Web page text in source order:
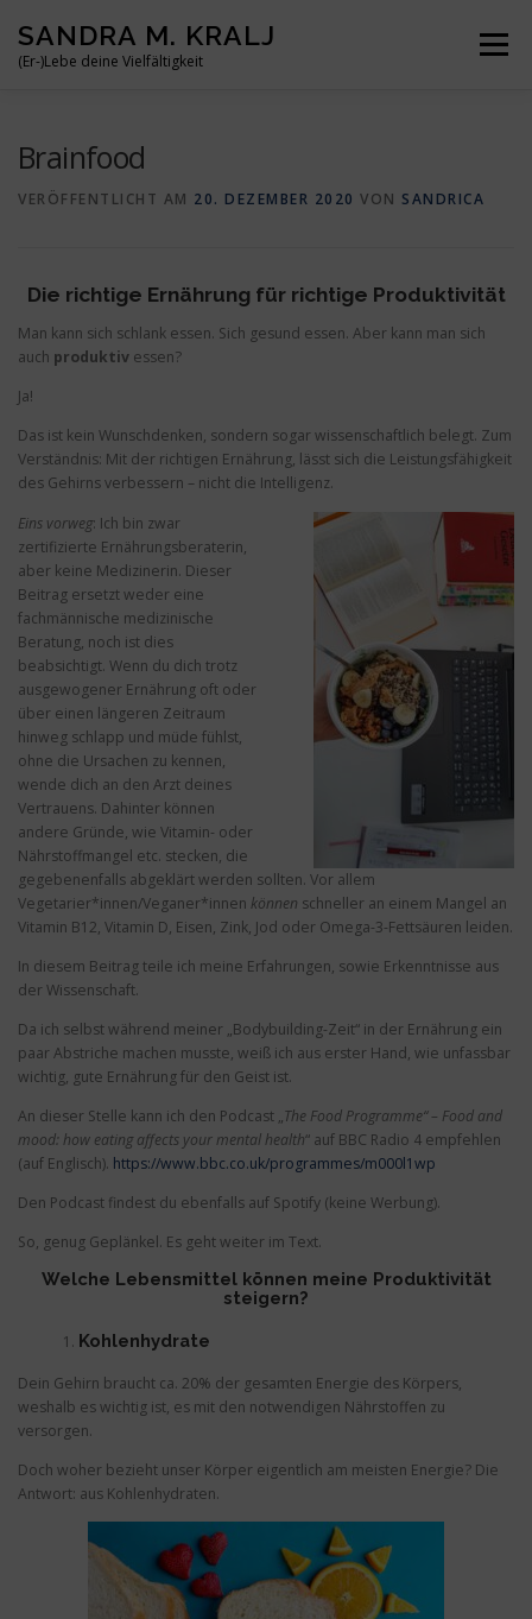
Inhalt
springen
SANDRA M. KRALJ
(Er-)Lebe deine Vielfältigkeit
Menü
Brainfood
VERÖFFENTLICHT AM 20. DEZEMBER 2020 VON SANDRICA
Die richtige Ernährung für richtige Produktivität
Man kann sich schlank essen. Sich gesund essen. Aber kann man sich
auch produktiv essen?
Ja!
Das ist kein Wunschdenken, sondern sogar wissenschaftlich belegt. Zum
Verständnis: Mit der richtigen Ernährung, lässt sich die Leistungsfähigkeit
des Gehirns verbessern – nicht die Intelligenz.
Eins vorweg: Ich bin zwar
zertifizierte Ernährungsberaterin,
aber keine Medizinerin. Dieser
Beitrag ersetzt weder eine
fachmännische medizinische
Beratung, noch ist dies
beabsichtigt. Wenn du dich trotz
ausgewogener Ernährung oft oder
über einen längeren Zeitraum
hinweg schlapp und müde fühlst,
ohne die Ursachen zu kennen,
wende dich an den Arzt deines
Vertrauens. Dahinter können
andere Gründe, wie Vitamin- oder
Nährstoffmangel etc. stecken, die
gegebenenfalls abgeklärt werden sollten. Vor allem
Vegetarier*innen/Veganer*innen können schneller an einem Mangel an
Vitamin B12, Vitamin D, Eisen, Zink, Jod oder Omega-3-Fettsäuren leiden.
In diesem Beitrag teile ich meine Erfahrungen, sowie Erkenntnisse aus
der Wissenschaft.
Da ich selbst während meiner „Bodybuilding-Zeit“ in der Ernährung ein
paar Abstriche machen musste, weiß ich aus erster Hand, wie unfassbar
wichtig, gute Ernährung für den Geist ist.
An dieser Stelle kann ich den Podcast „The Food Programme“ – Food and
mood: how eating affects your mental health“ auf BBC Radio 4 empfehlen
(auf Englisch). https://www.bbc.co.uk/programmes/m000l1wp
Den Podcast findest du ebenfalls auf Spotify (keine Werbung).
So, genug Geplänkel. Es geht weiter im Text.
Welche Lebensmittel können meine Produktivität
steigern?
Kohlenhydrate
Dein Gehirn braucht ca. 20% der gesamten Energie des Körpers,
weshalb es wichtig ist, es mit den notwendigen Nährstoffen zu
versorgen.
Doch woher bezieht unser Körper eigentlich am meisten Energie? Die
Antwort: aus Kohlenhydraten.